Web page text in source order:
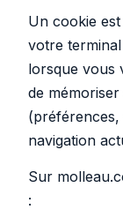
Un cookie
votre
lorsque vous
de
(préférences,
navigation
Sur
: